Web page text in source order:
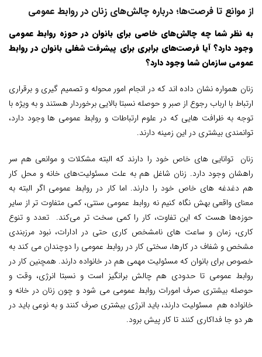
از موانع تا فرصت‌ها؛ درباره چالش‌های زنان در روابط عمومی
به نظر شما چه چالش‌های خاصی برای بانوان در حوزه روابط عمومی
وجود دارد؟ آیا فرصت‌های برابری برای پیشرفت شغلی بانوان در روابط
عمومی سازمان شما وجود دارد؟
زنان همواره نشان داده اند که در انجام امور محوله و تصمیم گیری و برقراری
ارتباط با ارباب رجوع از صبر و حوصله نسبتا بالایی برخوردار هستند و به ویژه با
توجه به ظرافت هایی که در علوم ارتباطات و روابط عمومی ها وجود دارد،
توانمندی بیشتری در این زمینه دارند.
زنان توانایی های خاص خود را دارند که البته مشکلات و موانعی هم سر
راهشان وجود دارد. زنان شاغل هم به علت مسئولیت‌های خانه و محل کار
هم دغدغه های خاص خود را دارند. اما کار در روابط عمومی اگر البته به
معنای واقعی بهش نگاه کنیم نه روابط عمومی سنتی، کمی متفاوت تر از سایر
حوزه‌ها هست که این تفاوت، کار را کمی سخت تر می‌کند. تعدد و تنوع
کاری، زمان و ساعت های نامشخص کاری حتی در ادارات، نبود مرزبندی
مشخص و شفاف در کارها، سختی کار در روابط عمومی را دوچندان می کند به
خصوص برای بانوان که مسئولیت مهمی هم در خانواده دارند. همچنین کار در
روابط عمومی تا حدودی هم چالش برانگیز است و نسبتا انرژی، وقت و
حوصله بیشتری صرف امورات روابط عمومی می شود و چون زنان در خانه و
خانواده هم مسئولیت دارند، باید انرژی بیشتری صرف کنند و به نوعی باید در
هر دو جا فداکاری کنند تا کار پیش برود.